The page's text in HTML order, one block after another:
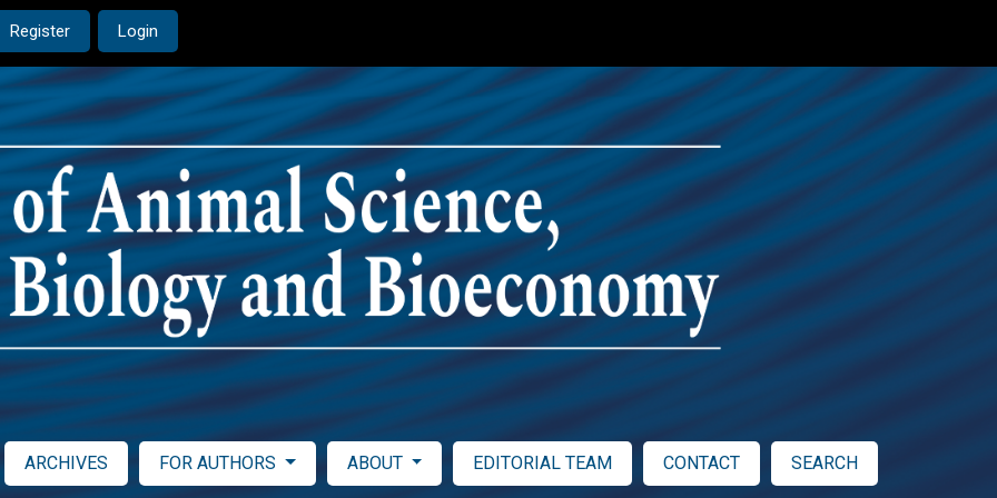
Register Login
ARCHIVES FOR AUTHORS ABOUT EDITORIAL TEAM CONTACT SEARCH